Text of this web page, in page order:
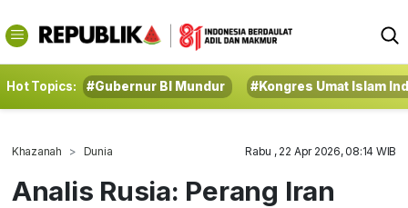
Hot Topics: #Gubernur BI Mundur #Kongres Umat Islam
Khazanah Dunia Rabu , 22 Apr 2026, 08:14 WIB
Analis Rusia: Perang Iran